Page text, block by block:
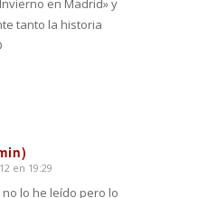
tanto la historia
en 19:29
lo he leído pero lo